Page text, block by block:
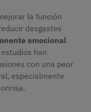
la función
desgastes
emocional
han
con una peor
especialmente